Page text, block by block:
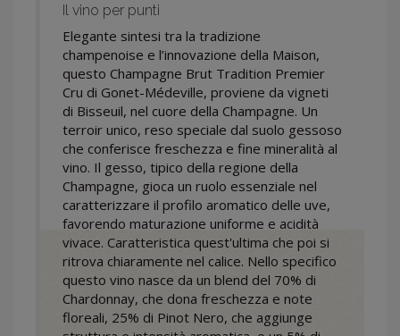
Il vino per punti
Elegante sintesi tra la tradizione
champenoise e l’innovazione della Maison,
questo Champagne Brut Tradition Premier
Cru di Gonet-Médeville, proviene da vigneti
di Bisseuil, nel cuore della Champagne. Un
terroir unico, reso speciale dal suolo gessoso
che conferisce freschezza e fine mineralità al
vino. Il gesso, tipico della regione della
Champagne, gioca un ruolo essenziale nel
caratterizzare il profilo aromatico delle uve,
favorendo maturazione uniforme e acidità
vivace. Caratteristica quest'ultima che poi si
ritrova chiaramente nel calice. Nello specifico
questo vino nasce da un blend del 70% di
Chardonnay, che dona freschezza e note
floreali, 25% di Pinot Nero, che aggiunge